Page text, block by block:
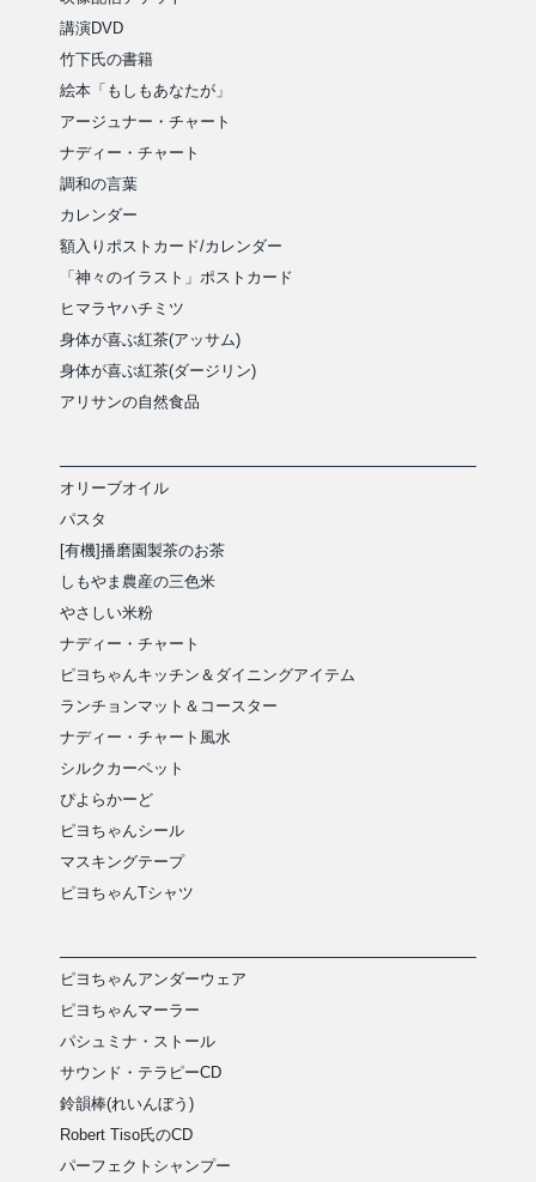
講演DVD
竹下氏の書籍
絵本「もしもあなたが」
アージュナー・チャート
ナディー・チャート
調和の言葉
カレンダー
額入りポストカード/カレンダー
「神々のイラスト」ポストカード
ヒマラヤハチミツ
身体が喜ぶ紅茶(アッサム)
身体が喜ぶ紅茶(ダージリン)
アリサンの自然食品
オリーブオイル
パスタ
[有機]播磨園製茶のお茶
しもやま農産の三色米
やさしい米粉
ナディー・チャート
ピヨちゃんキッチン＆ダイニングアイテム
ランチョンマット＆コースター
ナディー・チャート風水
シルクカーペット
ぴよらかーど
ピヨちゃんシール
マスキングテープ
ピヨちゃんTシャツ
ピヨちゃんアンダーウェア
ピヨちゃんマーラー
パシュミナ・ストール
サウンド・テラピーCD
鈴韻棒(れいんぼう)
Robert Tiso氏のCD
パーフェクトシャンプー